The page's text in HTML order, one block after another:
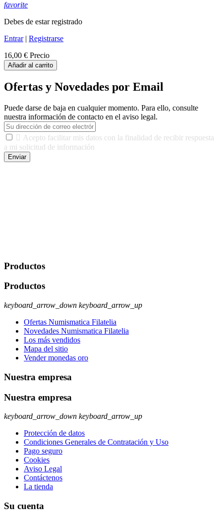
favorite
Debes de estar registrado
Entrar| Registrarse
16,00 € Precio
Añadir al carrito
Ofertas y Novedades por Email
Puede darse de baja en cualquier momento. Para ello, consulte
nuestra información de contacto en el aviso legal.
 Acepto facilitar mis datos con la finalidad de recibir respuesta
a mi solicitud de información
Enviar
Productos
Productos
keyboard_arrow_down keyboard_arrow_up
Ofertas Numismatica Filatelia
Novedades Numismatica Filatelia
Los más vendidos
Mapa del sitio
Vender monedas oro
Nuestra empresa
Nuestra empresa
keyboard_arrow_down keyboard_arrow_up
Protección de datos
Condiciones Generales de Contratación y Uso
Pago seguro
Cookies
Aviso Legal
Contáctenos
La tienda
Su cuenta